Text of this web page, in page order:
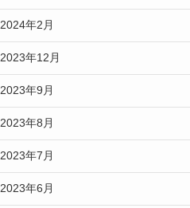
2024年2月
2023年12月
2023年9月
2023年8月
2023年7月
2023年6月